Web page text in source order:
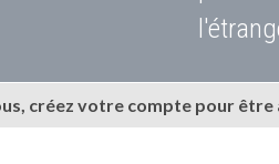
créez votre compte pour